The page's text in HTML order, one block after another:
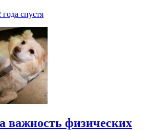
года спустя
важность физических